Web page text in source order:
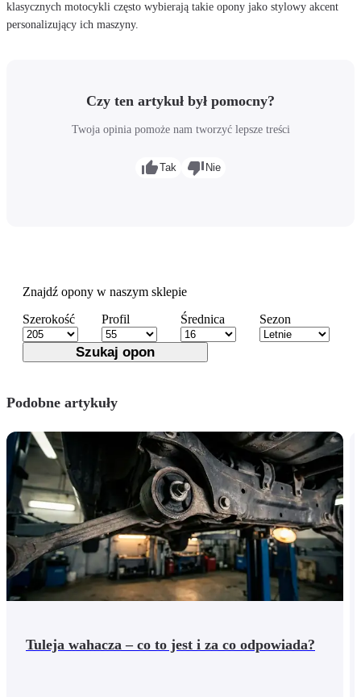
klasycznych motocykli często wybierają takie opony jako stylowy akcent
personalizujący ich maszyny.
Czy ten artykuł był pomocny?
Twoja opinia pomoże nam tworzyć lepsze treści
Tak Nie
Znajdź opony w naszym sklepie
Szerokość
Profil Średnica Sezon
Szukaj opon
Podobne artykuły
Tuleja wahacza – co to jest i za co odpowiada?